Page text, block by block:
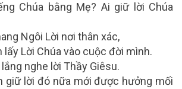
Chúa bằng Mẹ? Ai giữ lời Chúa
Ngôi Lời nơi thân xác,
lấy Lời Chúa vào cuộc đời mình.
nghe lời Thầy Giêsu.
giữ lời đó nữa mới được hưởng mối